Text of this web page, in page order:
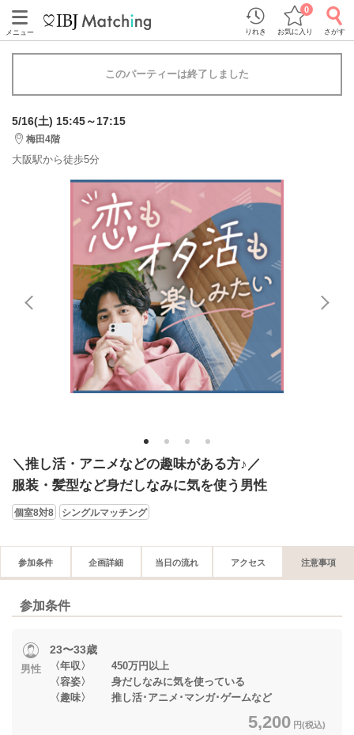
メニュー りれき お気に入り
0
さがす
このパーティーは終了しました
5/16(土) 15:45～17:15
梅田4階
大阪駅から徒歩5分
1 2 3 4
＼推し活・アニメなどの趣味がある方♪／
服装・髪型など身だしなみに気を使う男性
個室8対8 シングルマッチング
参加条件 企画詳細 当日の流れ アクセス 注意事項
参加条件
男性
23〜33歳
〈年収〉 450万円以上
〈容姿〉 身だしなみに気を使っている
〈趣味〉 推し活･アニメ･マンガ･ゲームなど
5,200 円(税込)